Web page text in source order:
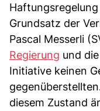
Grundsatz der
Pascal Messerli
Regierung und
Initiative keinen
diesem Zustand